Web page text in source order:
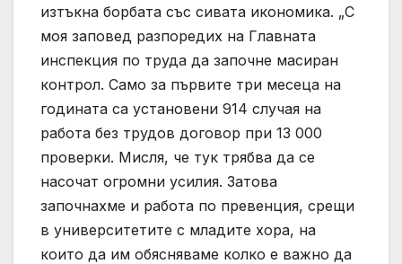
изтъкна борбата със сивата икономика. „С
моя заповед разпоредих на Главната
инспекция по труда да започне масиран
контрол. Само за първите три месеца на
годината са установени 914 случая на
работа без трудов договор при 13 000
проверки. Мисля, че тук трябва да се
насочат огромни усилия. Затова
започнахме и работа по превенция, срещи
в университетите с младите хора, на
които да им обясняваме колко е важно да